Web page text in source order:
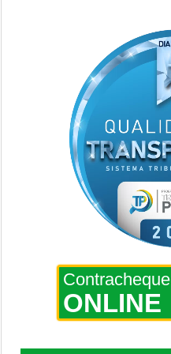
Contracheque
ONLINE